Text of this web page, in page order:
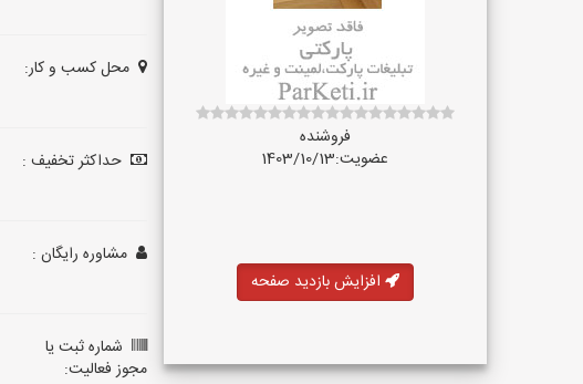
فروشنده
عضویت:1403/10/13
افزایش بازدید صفحه
محل کسب و کار:
حداکثر تخفیف :
مشاوره رایگان :
شماره ثبت یا
مجوز فعالیت: